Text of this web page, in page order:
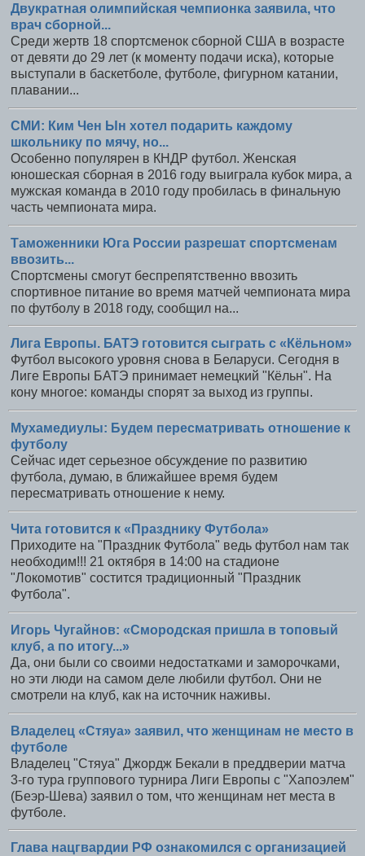
Двукратная олимпийская чемпионка заявила, что
врач сборной...
Среди жертв 18 спортсменок сборной США в возрасте
от девяти до 29 лет (к моменту подачи иска), которые
выступали в баскетболе, футболе, фигурном катании,
плавании...
СМИ: Ким Чен Ын хотел подарить каждому
школьнику по мячу, но...
Особенно популярен в КНДР футбол. Женская
юношеская сборная в 2016 году выиграла кубок мира, а
мужская команда в 2010 году пробилась в финальную
часть чемпионата мира.
Таможенники Юга России разрешат спортсменам
ввозить...
Спортсмены смогут беспрепятственно ввозить
спортивное питание во время матчей чемпионата мира
по футболу в 2018 году, сообщил на...
Лига Европы. БАТЭ готовится сыграть с «Кёльном»
Футбол высокого уровня снова в Беларуси. Сегодня в
Лиге Европы БАТЭ принимает немецкий "Кёльн". На
кону многое: команды спорят за выход из группы.
Мухамедиулы: Будем пересматривать отношение к
футболу
Сейчас идет серьезное обсуждение по развитию
футбола, думаю, в ближайшее время будем
пересматривать отношение к нему.
Чита готовится к «Празднику Футбола»
Приходите на "Праздник Футбола" ведь футбол нам так
необходим!!! 21 октября в 14:00 на стадионе
"Локомотив" состится традиционный "Праздник
Футбола".
Игорь Чугайнов: «Смородская пришла в топовый
клуб, а по итогу...»
Да, они были со своими недостатками и заморочками,
но эти люди на самом деле любили футбол. Они не
смотрели на клуб, как на источник наживы.
Владелец «Стяуа» заявил, что женщинам не место в
футболе
Владелец "Стяуа" Джордж Бекали в преддверии матча
3-го тура группового турнира Лиги Европы с "Хапоэлем"
(Беэр-Шева) заявил о том, что женщинам нет места в
футболе.
Глава нацгвардии РФ ознакомился с организацией